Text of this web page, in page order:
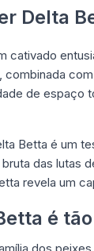
Delta
cativado
de espaço
Betta é um
das lutas
revela um
é